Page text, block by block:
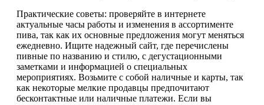
Практические советы: проверяйте в интернете
актуальные часы работы и изменения в ассортименте
пива, так как их основные предложения могут меняться
ежедневно. Ищите надежный сайт, где перечислены
пивные по названию и стилю, с дегустационными
заметками и информацией о специальных
мероприятиях. Возьмите с собой наличные и карты, так
как некоторые мелкие продавцы предпочитают
бесконтактные или наличные платежи. Если вы